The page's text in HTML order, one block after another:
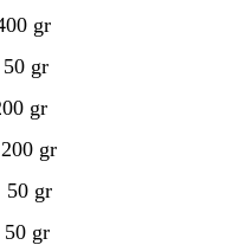
gr
gr
gr
gr
gr
gr